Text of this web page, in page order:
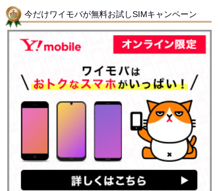
今だけワイモバが無料お試しSIMキャンペーン